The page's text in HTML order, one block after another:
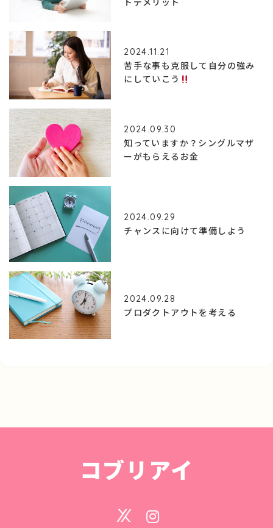
2024.11.21
苦手な事も克服して自分の強み
にしていこう
2024.09.30
知っていますか？シングルマザ
ーがもらえるお金
2024.09.29
チャンスに向けて準備しよう
2024.09.28
プロダクトアウトを考える
コブリアイ